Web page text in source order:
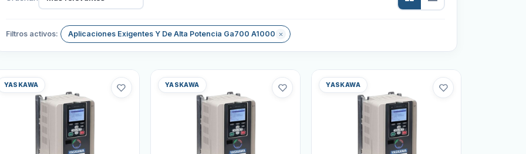
Filtros activos: Aplicaciones Exigentes Y De Alta Potencia Ga700 A1000
YASKAWA YASKAWA YASKAWA